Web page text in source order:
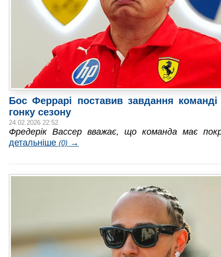
Бос Феррарі поставив завдання
гонку сезону
24.02.2026 22:52
Фредерік Вассер вважає, що команда має
детальніше (0) →